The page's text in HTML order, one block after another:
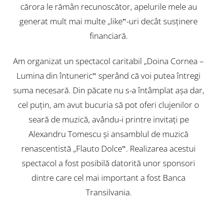
cărora le rămân recunoscător, apelurile mele au
generat mult mai multe „like‟-uri decât susţinere
financiară.
Am organizat un spectacol caritabil „Doina Cornea –
Lumina din întuneric‟ sperând că voi putea întregi
suma necesară. Din păcate nu s-a întâmplat aşa dar,
cel puţin, am avut bucuria să pot oferi clujenilor o
seară de muzică, avându-i printre invitaţi pe
Alexandru Tomescu şi ansamblul de muzică
renascentistă „Flauto Dolce‟. Realizarea acestui
spectacol a fost posibilă datorită unor sponsori
dintre care cel mai important a fost Banca
Transilvania.